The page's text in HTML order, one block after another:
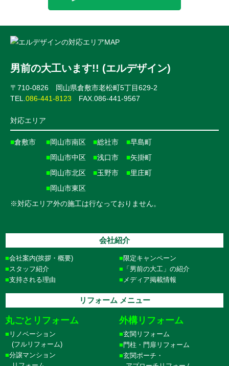
男前の大工います!! (エルデザイン)
〒710-0826 岡山県倉敷市老松町5丁目629-2
TEL. 086-441-8123 FAX.086-441-9567
対応エリア
■倉敷市 ■岡山市南区
■岡山市中区
■岡山市北区
■岡山市東区
■総社市
■浅口市
■玉野市
■早島町
■矢掛町
■里庄町
※対応エリア外の施工は行なっておりません。
会社紹介
会社案内(挨拶・概要)
スタッフ紹介
支持される理由
限定キャンペーン
「男前の大工」の紹介
メディア掲載情報
リフォーム メニュー
丸ごとリフォーム
リノベーション
(フルリフォーム)
分譲マンション
外構リフォーム
玄関リフォーム
門柱・門扉リフォーム
玄関ポーチ・